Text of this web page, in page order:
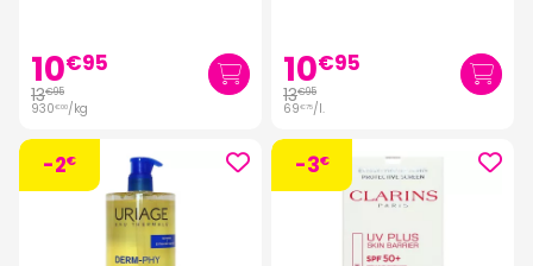
10€95
13€95
930€00/kg
10€95
13€95
69€75/l.
-2€ -3€